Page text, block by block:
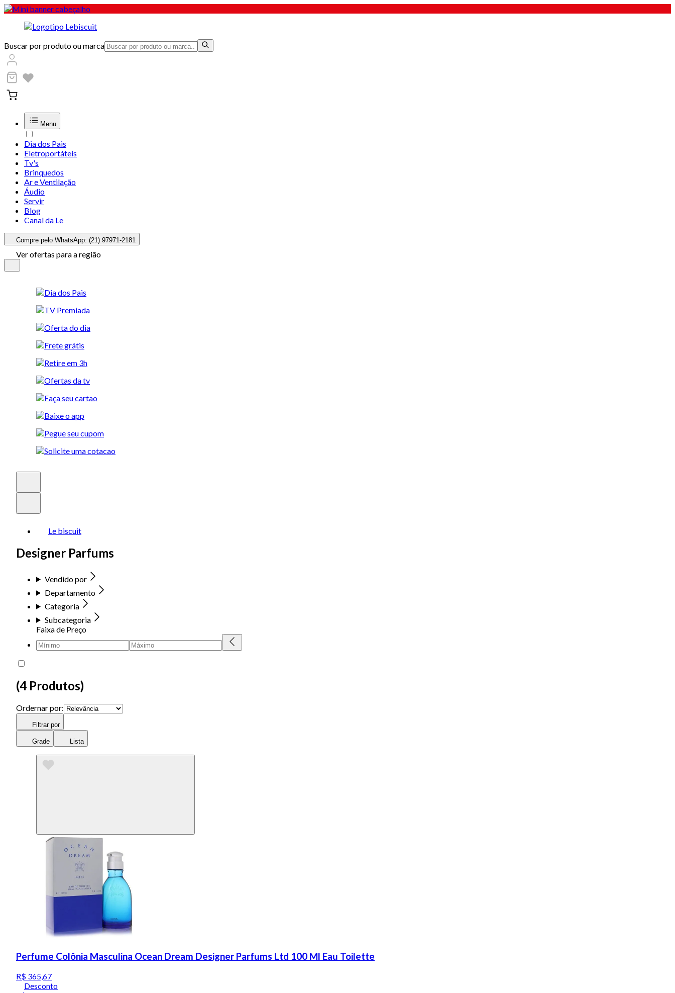
Buscar por produto ou marca
Menu
Dia dos Pais
Eletroportáteis
Tv's
Brinquedos
Ar e Ventilação
Áudio
Servir
Blog
Canal da Le
Compre pelo WhatsApp: (21) 97971-2181
Ver ofertas para a região
Le biscuit
Designer Parfums
Vendido por
Departamento
Categoria
Subcategoria
Faixa de Preço
(4 Produtos)
Ordernar por:
Filtrar por
Grade Lista
Perfume Colônia Masculina Ocean Dream Designer Parfums Ltd 100 Ml Eau Toilette
R$ 365,67
Desconto